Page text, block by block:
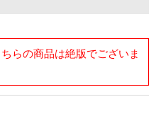
らの商品は絶版でございま